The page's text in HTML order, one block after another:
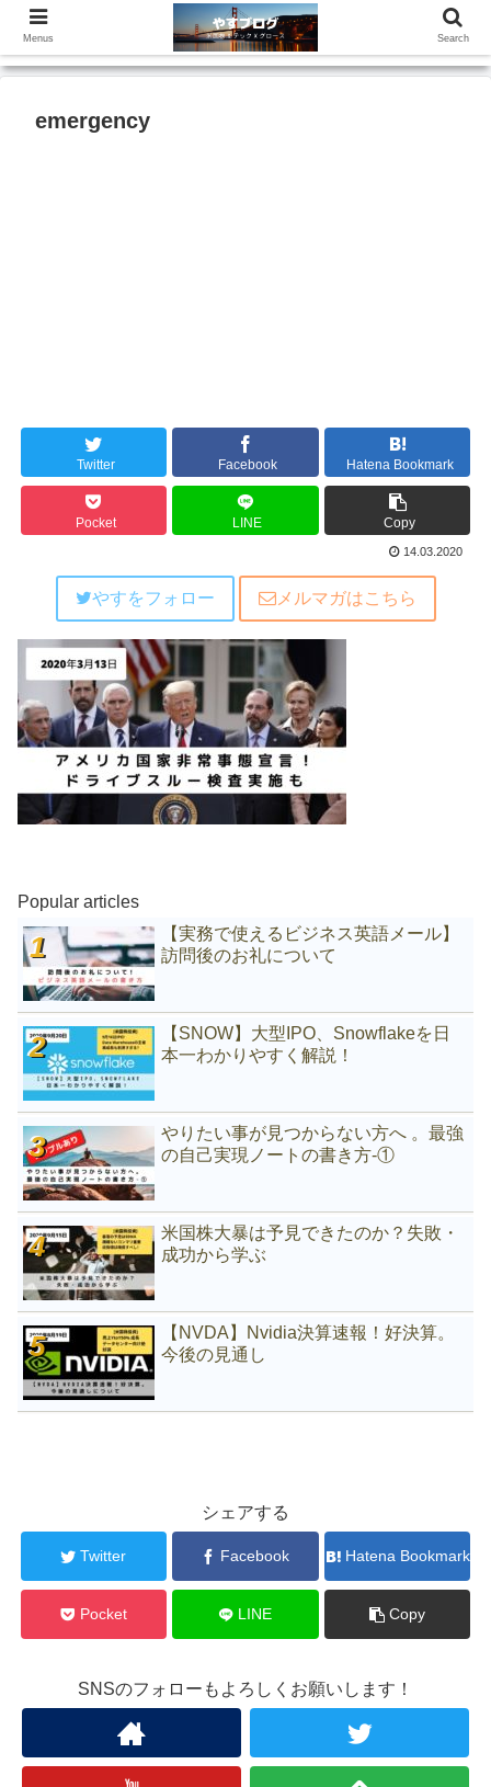
emergency
Twitter Facebook Hatena Bookmark
Pocket LINE Copy
14.03.2020
やすをフォロー メルマガはこちら
Popular articles
【実務で使えるビジネス英語メール】
訪問後のお礼について
【SNOW】大型IPO、Snowflakeを日
本一わかりやすく解説！
やりたい事が見つからない方へ 。最強
の自己実現ノートの書き方-①
米国株大暴は予見できたのか？失敗・
成功から学ぶ
【NVDA】Nvidia決算速報！好決算。
今後の見通し
シェアする
Twitter Facebook Hatena Bookmark
Pocket LINE Copy
SNSのフォローもよろしくお願いします！
Menus Search